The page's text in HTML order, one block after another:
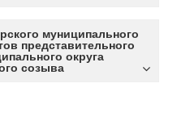
муниципального
представительного
округа
созыва